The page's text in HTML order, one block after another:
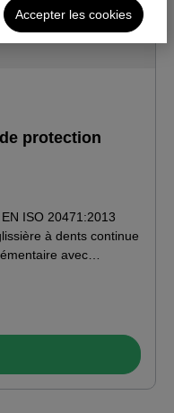
protection
ISO 20471:2013
avec
réfléchissantes.
Accepter les cookies